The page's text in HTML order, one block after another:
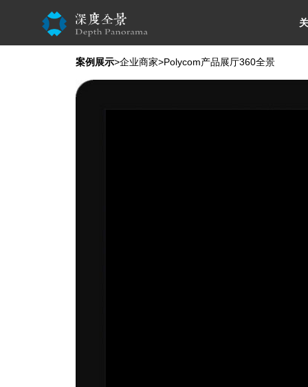
案例展示>企业商家>Polycom产品展厅360全景